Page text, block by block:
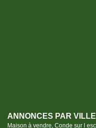
ANNONCES PAR VILLE
Maison à vendre, Conde sur l